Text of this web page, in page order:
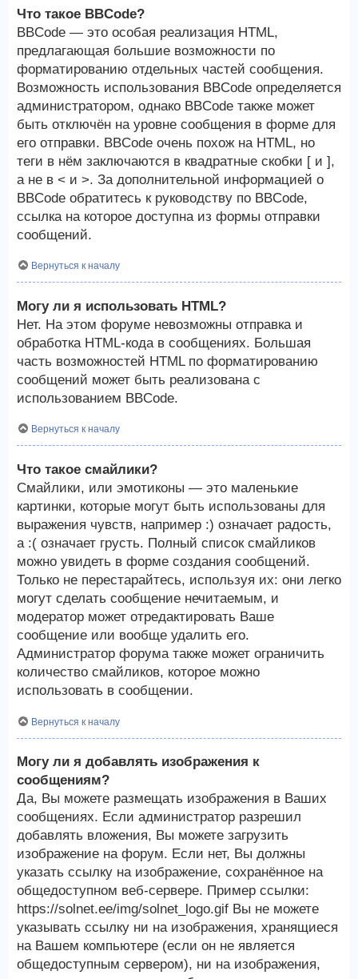
Что такое BBCode?
BBCode — это особая реализация HTML,
предлагающая большие возможности по
форматированию отдельных частей сообщения.
Возможность использования BBCode определяется
администратором, однако BBCode также может
быть отключён на уровне сообщения в форме для
его отправки. BBCode очень похож на HTML, но
теги в нём заключаются в квадратные скобки [ и ],
а не в < и >. За дополнительной информацией о
BBCode обратитесь к руководству по BBCode,
ссылка на которое доступна из формы отправки
сообщений.
Вернуться к началу
Могу ли я использовать HTML?
Нет. На этом форуме невозможны отправка и
обработка HTML-кода в сообщениях. Большая
часть возможностей HTML по форматированию
сообщений может быть реализована с
использованием BBCode.
Вернуться к началу
Что такое смайлики?
Смайлики, или эмотиконы — это маленькие
картинки, которые могут быть использованы для
выражения чувств, например :) означает радость,
а :( означает грусть. Полный список смайликов
можно увидеть в форме создания сообщений.
Только не перестарайтесь, используя их: они легко
могут сделать сообщение нечитаемым, и
модератор может отредактировать Ваше
сообщение или вообще удалить его.
Администратор форума также может ограничить
количество смайликов, которое можно
использовать в сообщении.
Вернуться к началу
Могу ли я добавлять изображения к
сообщениям?
Да, Вы можете размещать изображения в Ваших
сообщениях. Если администратор разрешил
добавлять вложения, Вы можете загрузить
изображение на форум. Если нет, Вы должны
указать ссылку на изображение, сохранённое на
общедоступном веб-сервере. Пример ссылки:
https://solnet.ee/img/solnet_logo.gif Вы не можете
указывать ссылку ни на изображения, хранящиеся
на Вашем компьютере (если он не является
общедоступным сервером), ни на изображения,